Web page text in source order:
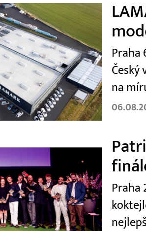
Praha
Český
na
Praha